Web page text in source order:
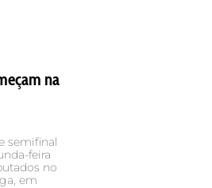
na
semifinal
feira
no
em